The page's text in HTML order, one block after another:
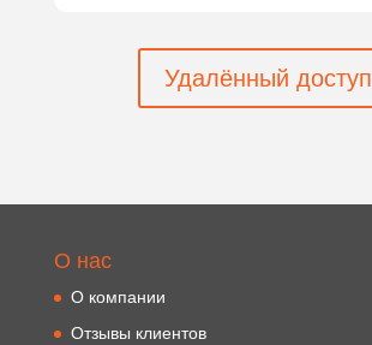
Удалённый доступ
О нас
О компании
Отзывы клиентов